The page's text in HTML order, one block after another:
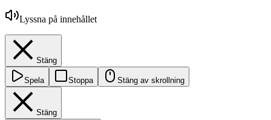
Lyssna på innehållet
Stäng
Spela Stoppa Stäng av skrollning
Stäng